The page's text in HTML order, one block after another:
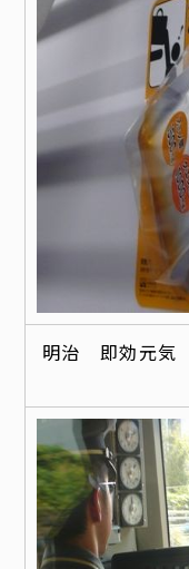
明治 即効元気